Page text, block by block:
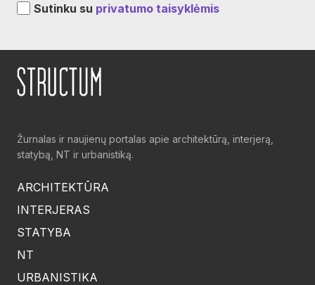
Sutinku su privatumo taisyklėmis
Žurnalas ir naujienų portalas apie architektūrą, interjerą,
statybą, NT ir urbanistiką.
ARCHITEKTŪRA
INTERJERAS
STATYBA
NT
URBANISTIKA